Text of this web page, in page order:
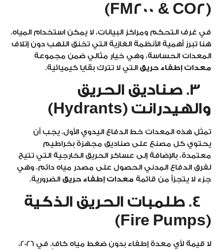
(FM200 & CO2)
في غرف التحكم ومراكز البيانات، لا يمكن استخدام المياه.
هنا تبرز أهمية الأنظمة الغازية التي تخنق اللهب دون إتلاف
المعدات الحساسة، وهي خيار مثالي ضمن مجموعة
معدات إطفاء حريق التي لا تترك بقايا كيميائية.
3. صناديق الحريق
والهيدرانت (Hydrants)
تمثل هذه المعدات خط الدفاع اليدوي الأول. يجب أن
يحتوي كل مصنع على صناديق مجهزة بخراطيم
معتمدة، بالإضافة إلى عساكر الحريق الخارجية التي تتيح
لفرق الدفاع المدني الحصول على مصدر مياه دائم، وهي
جزء لا يتجزأ من قائمة معدات إطفاء حريق الضرورية.
4. طلمبات الحريق الذكية
(Fire Pumps)
لا قيمة لأي معدة إطفاء بدون ضغط مياه كافٍ. في 2026،